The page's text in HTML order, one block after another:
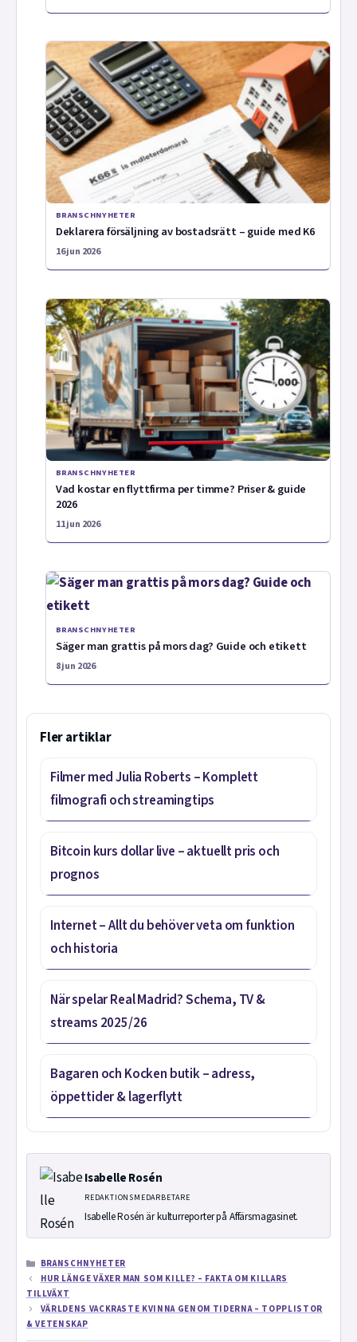
BRANSCHNYHETER
Deklarera försäljning av bostadsrätt – guide med K6
16 jun 2026
BRANSCHNYHETER
Vad kostar en flyttfirma per timme? Priser & guide
2026
11 jun 2026
BRANSCHNYHETER
Säger man grattis på mors dag? Guide och etikett
8 jun 2026
Fler artiklar
Filmer med Julia Roberts – Komplett
filmografi och streamingtips
Bitcoin kurs dollar live – aktuellt pris och
prognos
Internet – Allt du behöver veta om funktion
och historia
När spelar Real Madrid? Schema, TV &
streams 2025/26
Bagaren och Kocken butik – adress,
öppettider & lagerflytt
Isabelle Rosén
REDAKTIONSMEDARBETARE
Isabelle Rosén är kulturreporter på Affärsmagasinet.
KATEGORIER
BRANSCHNYHETER
HUR LÄNGE VÄXER MAN SOM KILLE? – FAKTA OM KILLARS
TILLVÄXT
VÄRLDENS VACKRASTE KVINNA GENOM TIDERNA – TOPPLISTOR
& VETENSKAP